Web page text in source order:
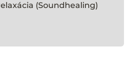
(Soundhealing)